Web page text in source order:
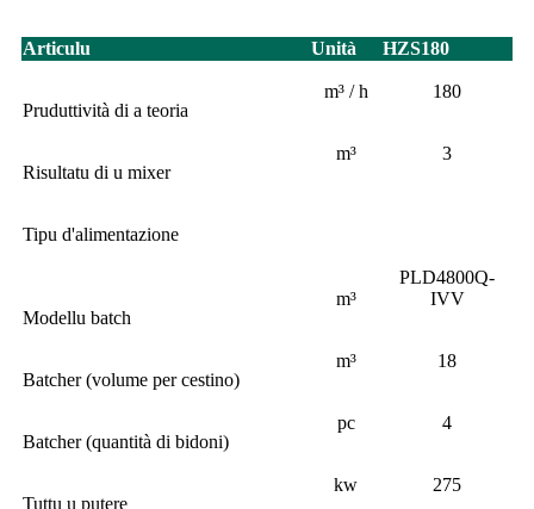
Articulu Unità HZS180
Pruduttività di a teoria
m³ / h 180
Risultatu di u mixer
m³ 3
Tipu d'alimentazione
Modellu batch
m³
PLD4800Q-
IVV
Batcher (volume per cestino)
m³ 18
Batcher (quantità di bidoni)
pc 4
Tuttu u putere
kw 275